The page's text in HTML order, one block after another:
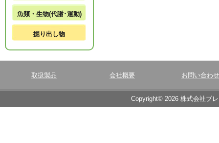
魚類・生物(代謝･運動)
掘り出し物
取扱製品 会社概要 お問い合わせ
Copyright© 2026 株式会社ブ